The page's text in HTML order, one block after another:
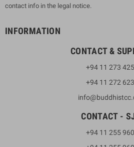
contact info in the legal notice.
INFORMATION
CONTACT &
+94 11 273
+94 11 272
CONTACT -
+94 11 255